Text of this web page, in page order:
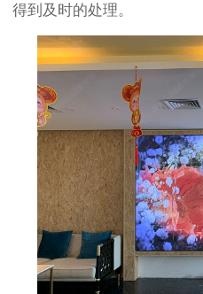
得到及时的处理。